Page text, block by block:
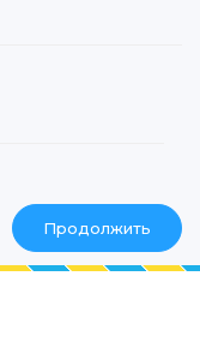
Продолжить